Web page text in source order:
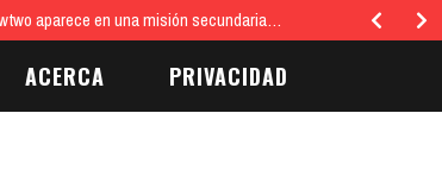
aparece en una misión secundaria…
ACERCA PRIVACIDAD